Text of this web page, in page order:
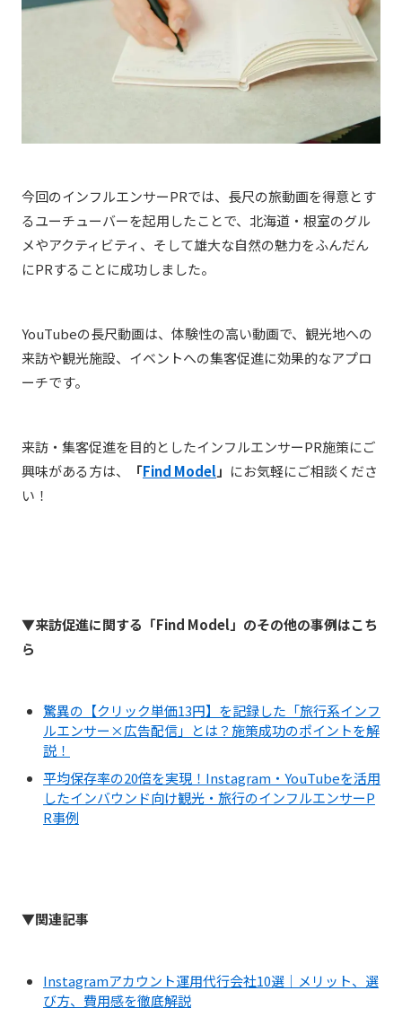
今回のインフルエンサーPRでは、長尺の旅動画を得意とす
るユーチューバーを起用したことで、北海道・根室のグル
メやアクティビティ、そして雄大な自然の魅力をふんだん
にPRすることに成功しました。
YouTubeの長尺動画は、体験性の高い動画で、観光地への
来訪や観光施設、イベントへの集客促進に効果的なアプロ
ーチです。
来訪・集客促進を目的としたインフルエンサーPR施策にご
興味がある方は、
「Find Model 」 にお気軽にご相談くださ
い！
▼来訪促進に関する「Find Model」のその他の事例はこち
ら
驚異の【クリック単価13円】を記録した「旅行系インフ
ルエンサー×広告配信」とは？施策成功のポイントを解
説！
平均保存率の20倍を実現！Instagram・YouTubeを活用
したインバウンド向け観光・旅行のインフルエンサーP
R事例
▼関連記事
Instagramアカウント運用代行会社10選｜メリット、選
び方、費用感を徹底解説